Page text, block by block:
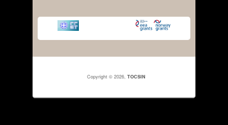
Copyright © 2026,TOCSIN